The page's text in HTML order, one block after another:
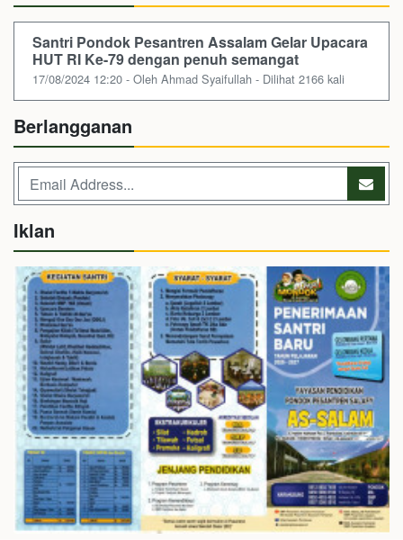
Santri Pondok Pesantren Assalam Gelar Upacara
HUT RI Ke-79 dengan penuh semangat
17/08/2024 12:20 - Oleh Ahmad Syaifullah - Dilihat 2166 kali
Berlangganan
Iklan